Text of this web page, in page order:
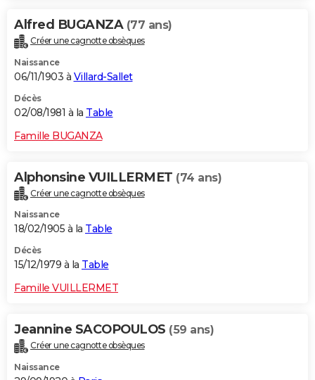
Alfred BUGANZA (77 ans)
Créer une cagnotte obsèques
Naissance
06/11/1903 à Villard-Sallet
Décès
02/08/1981 à la Table
Famille BUGANZA
Alphonsine VUILLERMET (74 ans)
Créer une cagnotte obsèques
Naissance
18/02/1905 à la Table
Décès
15/12/1979 à la Table
Famille VUILLERMET
Jeannine SACOPOULOS (59 ans)
Créer une cagnotte obsèques
Naissance